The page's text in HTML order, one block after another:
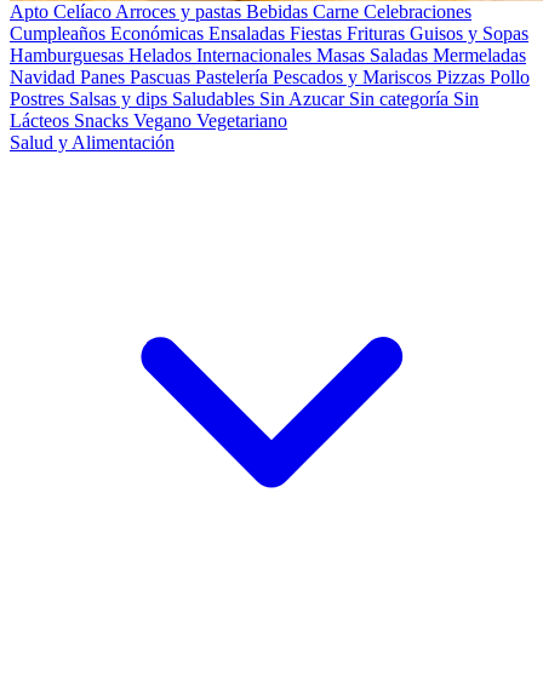
Apto Celíaco Arroces y pastas Bebidas Carne Celebraciones
Cumpleaños Económicas Ensaladas Fiestas Frituras Guisos y Sopas
Hamburguesas Helados Internacionales Masas Saladas Mermeladas
Navidad Panes Pascuas Pastelería Pescados y Mariscos Pizzas Pollo
Postres Salsas y dips Saludables Sin Azucar Sin categoría Sin
Lácteos Snacks Vegano Vegetariano
Salud y Alimentación